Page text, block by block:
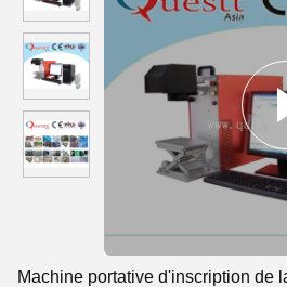
Machine portative d'inscription de